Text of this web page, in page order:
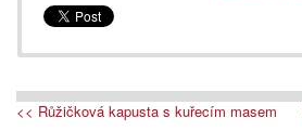
<< Růžičková kapusta s kuřecím masem